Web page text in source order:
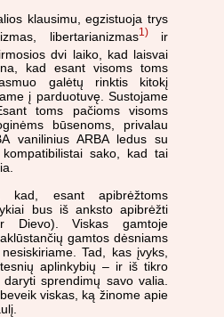
klausimu, egzistuoja trys
libertarianizmas1)ir
dvi laiko, kad laisvai
kad esant visoms toms
galėtų rinktis kitokį
į parduotuvę. Sustojame
toms pačioms visoms
būsenoms, privalau
vanilinius ARBA ledus su
sako, kad tai
kad, esant apibrėžtoms
bus iš anksto apibrėžti
Dievo). Viskas gamtoje
gamtos dėsniams
Tad, kas įvyks,
aplinkybių – ir iš tikro
sprendimų savo valia.
viskas, ką žinome apie